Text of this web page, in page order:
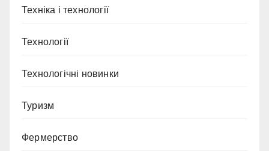
Техніка і технології
Технології
Технологічні новинки
Туризм
Фермерство